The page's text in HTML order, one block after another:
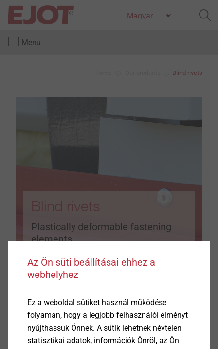
Menu
Blind rivets
Blind rivets
Plastically deformable fastening
elements
The two-part blind rivet consists of a rivet body which
is mounted to a rivet mandrel. Only one side of the
Az Ön süti beállításai ehhez a
webhelyhez
Ez a weboldal sütiket használ működése
folyamán, hogy a legjobb felhasználói élményt
nyújthassuk Önnek. A sütik lehetnek névtelen
statisztikai adatok, információk Önröl, az Ön